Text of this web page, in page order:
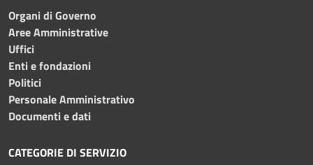
Organi di Governo
Aree Amministrative
Uffici
Enti e fondazioni
Politici
Personale Amministrativo
Documenti e dati
CATEGORIE DI SERVIZIO